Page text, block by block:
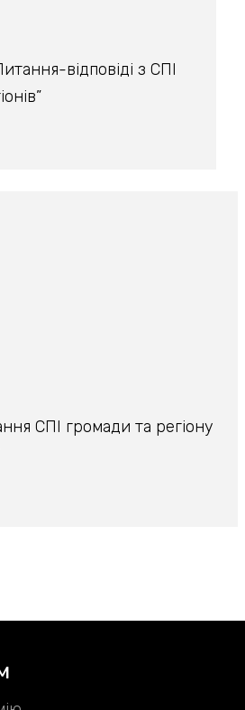
відповіді з СПІ
СПІ громади та регіону